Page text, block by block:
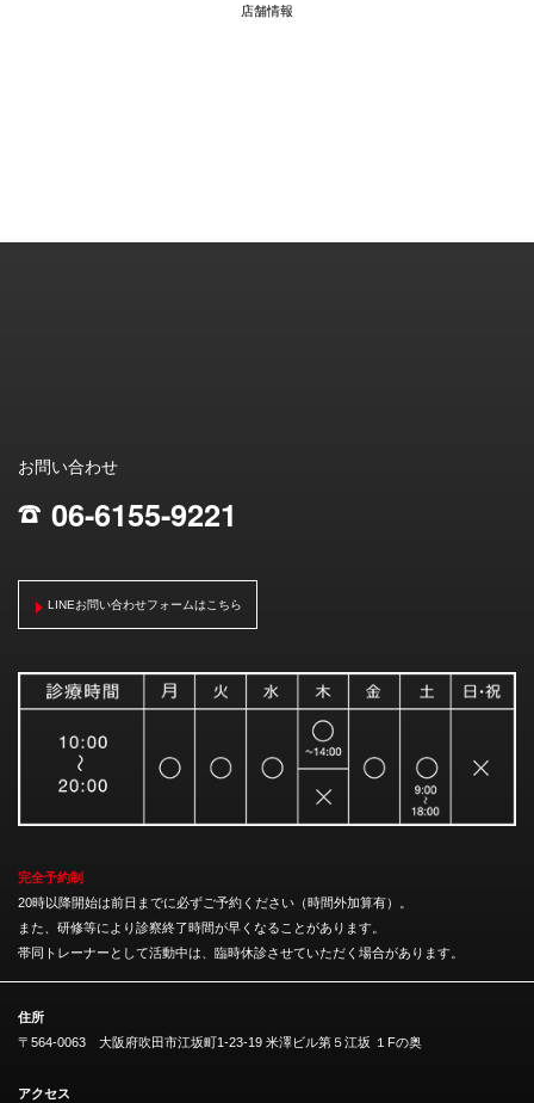
店舗情報
お問い合わせ
; 06-6155-9221
LINEお問い合わせフォームはこちら
完全予約制
20時以降開始は前日までに必ずご予約ください（時間外加算有）。
また、研修等により診察終了時間が早くなることがあります。
帯同トレーナーとして活動中は、臨時休診させていただく場合があります。
住所
〒564-0063 大阪府吹田市江坂町1-23-19 米澤ビル第５江坂 １Fの奥
アクセス